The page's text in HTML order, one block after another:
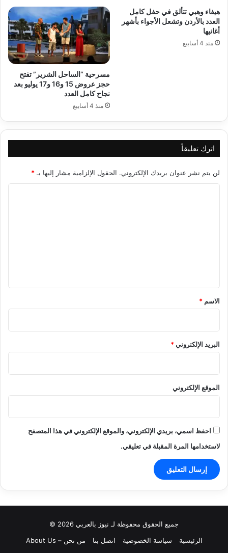
هيفاء وهبي تتألق في حفل كامل
العدد بالأردن وتشعل الأجواء بأشهر
أغانيها
منذ 4 أسابيع
مسرحية “الساحل الشرير” تفتح
حجز عروض 15 و16 و17 يوليو بعد
نجاح كامل العدد
منذ 4 أسابيع
اترك تعليقاً
لن يتم نشر عنوان بريدك الإلكتروني. الحقول الإلزامية مشار إليها بـ*
*
الاسم *
البريد الإلكتروني*
الموقع الإلكتروني
احفظ اسمي، بريدي الإلكتروني، والموقع الإلكتروني في هذا المتصفح
لاستخدامها المرة المقبلة في تعليقي.
جميع الحقوق محفوظة لـ نيوز بالعربي 2026 ©
الرئيسية
سياسة الخصوصية اتصل بنا من نحن – About Us